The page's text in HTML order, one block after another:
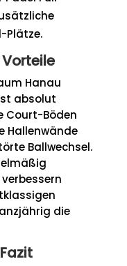
Plätze.
Hanau
absolut
Court-Böden
Hallenwände
Ballwechsel.
die